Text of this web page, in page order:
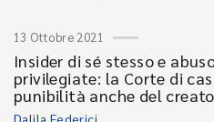
13 Ottobre 2021
Insider di sé stesso e
privilegiate: la Corte di
punibilità anche del
Dalila Federici